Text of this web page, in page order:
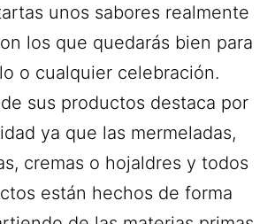
unos sabores realmente
los que quedarás bien para
o cualquier celebración.
sus productos destaca por
ya que las mermeladas,
cremas o hojaldres y todos
están hechos de forma